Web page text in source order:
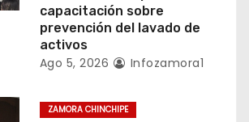
capacitación sobre
prevención del lavado de
activos
Ago 5, 2026 Infozamora1
ZAMORA CHINCHIPE